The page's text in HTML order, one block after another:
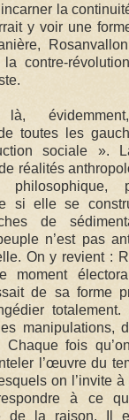
la
y voir une
contre-
toutes les
sociale ».
réalités
philosophique,
si elle se
de
n’est pas
On y revient :
moment
de sa forme
totalement.
manipulations,
Chaque fois
l’œuvre du
on l’invite
à ce
de la raison. Il